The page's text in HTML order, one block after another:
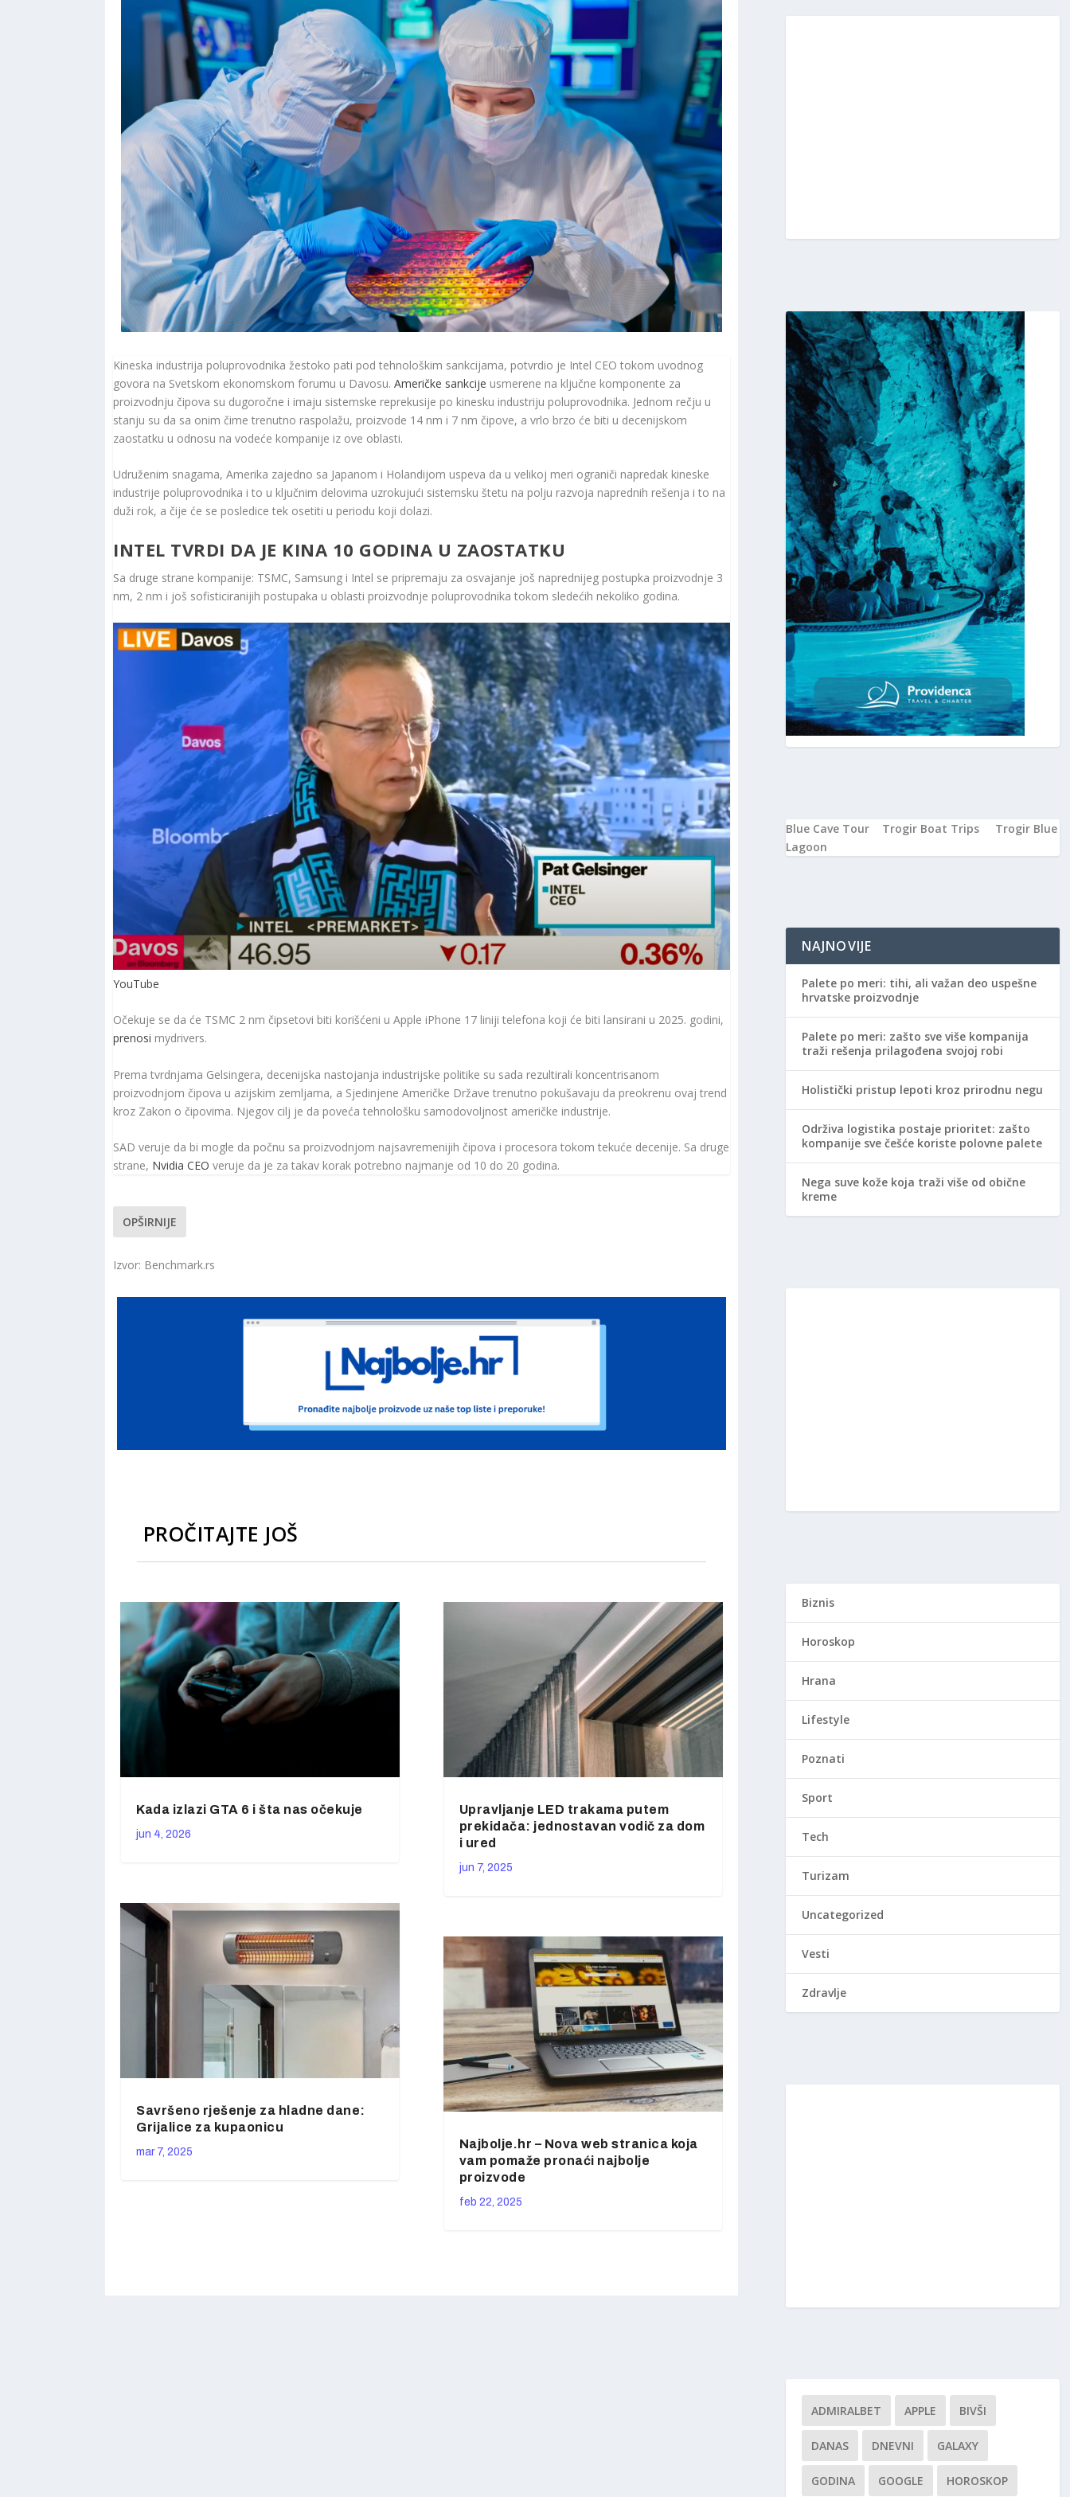
Kineska industrija poluprovodnika žestoko pati pod tehnološkim sankcijama, potvrdio je Intel CEO tokom uvodnog
govora na Svetskom ekonomskom forumu u Davosu. Američke sankcije usmerene na ključne komponente za
proizvodnju čipova su dugoročne i imaju sistemske reprekusije po kinesku industriju poluprovodnika. Jednom rečju u
stanju su da sa onim čime trenutno raspolažu, proizvode 14 nm i 7 nm čipove, a vrlo brzo će biti u decenijskom
zaostatku u odnosu na vodeće kompanije iz ove oblasti.
Udruženim snagama, Amerika zajedno sa Japanom i Holandijom uspeva da u velikoj meri ograniči napredak kineske
industrije poluprovodnika i to u ključnim delovima uzrokujući sistemsku štetu na polju razvoja naprednih rešenja i to na
duži rok, a čije će se posledice tek osetiti u periodu koji dolazi.
INTEL TVRDI DA JE KINA 10 GODINA U ZAOSTATKU
Sa druge strane kompanije: TSMC, Samsung i Intel se pripremaju za osvajanje još naprednijeg postupka proizvodnje 3
nm, 2 nm i još sofisticiranijih postupaka u oblasti proizvodnje poluprovodnika tokom sledećih nekoliko godina.
YouTube
Očekuje se da će TSMC 2 nm čipsetovi biti korišćeni u Apple iPhone 17 liniji telefona koji će biti lansirani u 2025. godini,
prenosi mydrivers.
Prema tvrdnjama Gelsingera, decenijska nastojanja industrijske politike su sada rezultirali koncentrisanom
proizvodnjom čipova u azijskim zemljama, a Sjedinjene Američke Države trenutno pokušavaju da preokrenu ovaj trend
kroz Zakon o čipovima. Njegov cilj je da poveća tehnološku samodovoljnost američke industrije.
SAD veruje da bi mogle da počnu sa proizvodnjom najsavremenijih čipova i procesora tokom tekuće decenije. Sa druge
strane, Nvidia CEO veruje da je za takav korak potrebno najmanje od 10 do 20 godina.
OPŠIRNIJE
Izvor: Benchmark.rs
PROČITAJTE JOŠ
Kada izlazi GTA 6 i šta nas očekuje
jun 4, 2026
Savršeno rješenje za hladne dane:
Grijalice za kupaonicu
mar 7, 2025
Upravljanje LED trakama putem
prekidača: jednostavan vodič za dom
i ured
jun 7, 2025
Najbolje.hr – Nova web stranica koja
vam pomaže pronaći najbolje
proizvode
feb 22, 2025
Blue Cave Tour Trogir Boat Trips
Trogir Blue
Lagoon
NAJNOVIJE
Palete po meri: tihi, ali važan deo uspešne
hrvatske proizvodnje
Palete po meri: zašto sve više kompanija
traži rešenja prilagođena svojoj robi
Holistički pristup lepoti kroz prirodnu negu
Održiva logistika postaje prioritet: zašto
kompanije sve češće koriste polovne palete
Nega suve kože koja traži više od obične
kreme
Biznis
Horoskop
Hrana
Lifestyle
Poznati
Sport
Tech
Turizam
Uncategorized
Vesti
Zdravlje
ADMIRALBET APPLE BIVŠI
DANAS DNEVNI GALAXY
GODINA GOOGLE HOROSKOP